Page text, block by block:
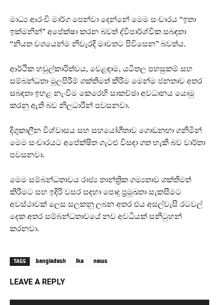
මාධ්‍ය ආරංචි මාර්ග පෙන්වා දෙන්නේ මෙම සංචාරය “ඉතා
ඉක්මනින්” අපේක්ෂා කරන බවත් ද්විපාර්ශ්වික සබඳතා
“නියත වශයෙන්ම නිවැරදි මාවතට පිවිසෙන” බවත්ය.
ආර්ථික හවුල්කාරිත්වය, වෙළඳාම, යටිතල පහසුකම් සහ
සම්බන්ධතා මුලපිරීම් ශක්තිමත් කිරීම මෙන්ම ජනතාව අතර
සබඳතා ඉහළ නැංවීම කෙරෙහි සාකච්ඡා අවධානය යොමු
කරනු ඇති බව නිලධාරීන් පවසනවා.
දිගුකාලීන විශ්වාසය සහ සහයෝගීතාව ගොඩනඟා ගනිමින්
මෙම සංචාරයට අපේක්ෂිත ගැටළු විසඳා ගත හැකි බව වාර්තා
පවසනවා.
මෙම සම්බන්ධතාවය රාජ්‍ය තාන්ත්‍රික ගම්‍යතාව ශක්තිමත්
කිරීමට සහ ඉදිරි වසර සඳහා පොදු ප්‍රමුඛතා සැකසීමට
අවස්ථාවක් ලෙස සලකනු ලබන අතර එය අසල්වැසි රටවල්
දෙක අතර සම්බන්ධතාවයේ නව අවධියක් සනිටුහන්
කරනවා.
TAGS bangladesh lka news
LEAVE A REPLY